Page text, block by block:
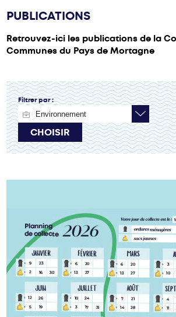
PUBLICATIONS
Retrouvez-ici les publications de la
Communes du Pays de Mortagne
Filtrer par :